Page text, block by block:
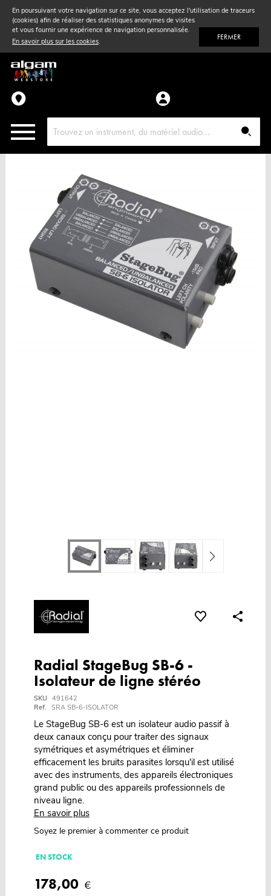
En poursuivant votre navigation sur ce site, vous acceptez l'utilisation de traceurs
(cookies) afin de réaliser des statistiques anonymes de visites
et vous fournir une expérience de navigation personnalisée.
En savoir plus sur les cookies. FERMER
Vent& Violon
Accessoires
Pièces détachées
Radial StageBug SB-6 -
Isolateur de ligne stéréo
SKU 491642
Ref. SRA SB-6-ISOLATOR
Le StageBug SB-6 est un isolateur audio passif à
deux canaux conçu pour traiter des signaux
symétriques et asymétriques et éliminer
efficacement les bruits parasites lorsqu'il est utilisé
avec des instruments, des appareils électroniques
grand public ou des appareils professionnels de
niveau ligne.
En savoir plus
Soyez le premier à commenter ce produit
EN STOCK
178,00 €